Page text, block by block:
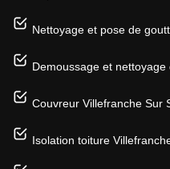
Nettoyage et pose de
Demoussage et
Couvreur Villefranche Sur
Isolation toiture